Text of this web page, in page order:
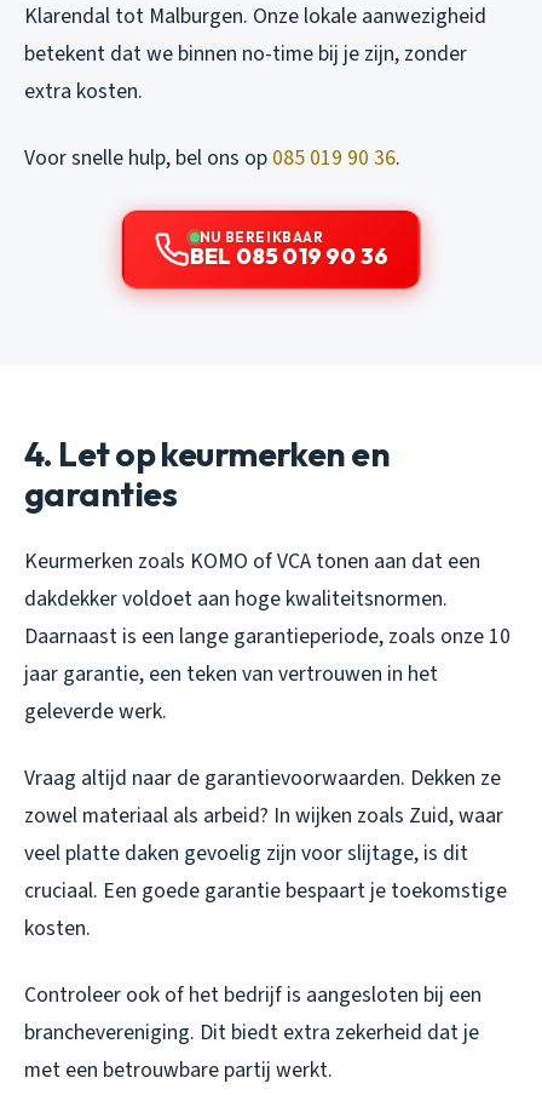
Klarendal tot Malburgen. Onze lokale aanwezigheid
betekent dat we binnen no-time bij je zijn, zonder
extra kosten.
Voor snelle hulp, bel ons op 085 019 90 36.
NU BEREIKBAAR
BEL 085 019 90 36
4. Let op keurmerken en
garanties
Keurmerken zoals KOMO of VCA tonen aan dat een
dakdekker voldoet aan hoge kwaliteitsnormen.
Daarnaast is een lange garantieperiode, zoals onze 10
jaar garantie, een teken van vertrouwen in het
geleverde werk.
Vraag altijd naar de garantievoorwaarden. Dekken ze
zowel materiaal als arbeid? In wijken zoals Zuid, waar
veel platte daken gevoelig zijn voor slijtage, is dit
cruciaal. Een goede garantie bespaart je toekomstige
kosten.
Controleer ook of het bedrijf is aangesloten bij een
branchevereniging. Dit biedt extra zekerheid dat je
met een betrouwbare partij werkt.